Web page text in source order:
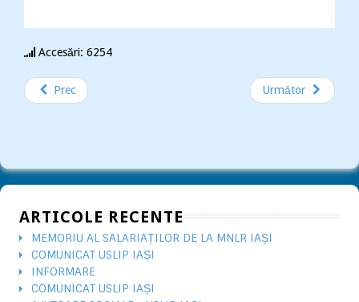
Accesări: 6254
Prec Următor
ARTICOLE RECENTE
MEMORIU AL SALARIAȚILOR DE LA MNLR IAȘI
COMUNICAT USLIP IAȘI
INFORMARE
COMUNICAT USLIP IAȘI